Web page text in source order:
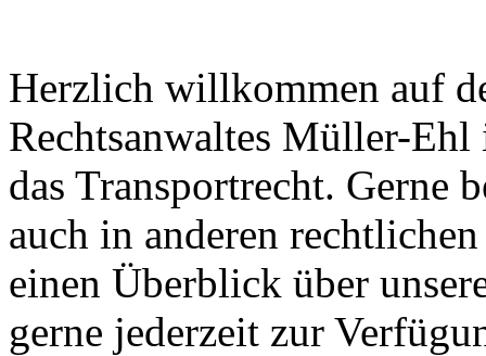
Herzlich willkommen auf
Rechtsanwaltes Müller-Ehl
das Transportrecht. Gerne
auch in anderen
einen Überblick über
gerne jederzeit zur